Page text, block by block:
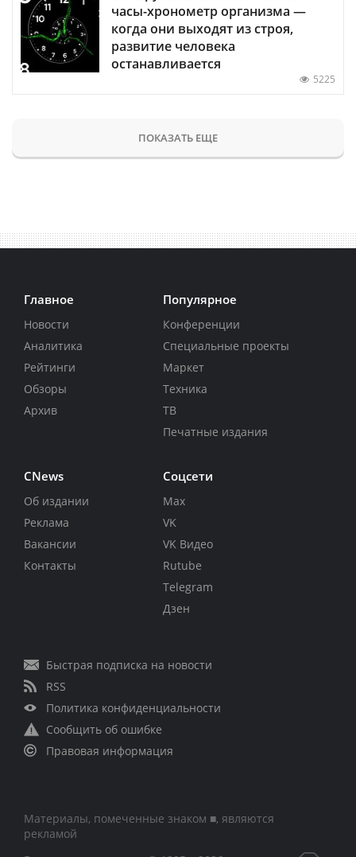
часы-хронометр организма —
когда они выходят из строя,
развитие человека
останавливается
5225
ПОКАЗАТЬ ЕЩЕ
Главное
Новости
Аналитика
Рейтинги
Обзоры
Архив
Популярное
Конференции
Специальные проекты
Маркет
Техника
ТВ
Печатные издания
CNews
Об издании
Реклама
Вакансии
Контакты
Соцсети
Max
VK
VK Видео
Rutube
Telegram
Дзен
Быстрая подписка на новости
RSS
Политика конфиденциальности
Сообщить об ошибке
Правовая информация
Материалы, помеченные знаком ■, являются
рекламой